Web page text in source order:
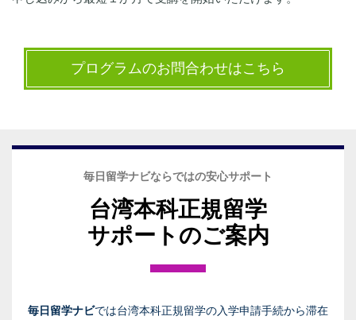
プログラムのお問合わせはこちら
毎日留学ナビならではの安心サポート
台湾本科正規留学
サポートのご案内
毎日留学ナビでは台湾本科正規留学の入学申請手続から滞在